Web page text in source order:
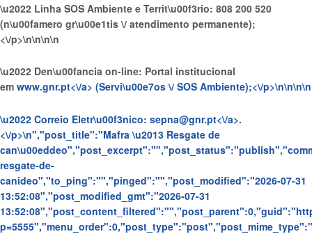
\u2022 Linha SOS Ambiente e Territ\u00f3rio: 808 200 520
(n\u00famero gr\u00e1tis \/ atendimento permanente);
<\/p>\n\n\n\n
\u2022 Den\u00fancia on-line: Portal institucional
em www.gnr.pt<\/a> (Servi\u00e7os \/ SOS Ambiente);<\/p>\n\n\n\n
\u2022 Correio Eletr\u00f3nico: sepna@gnr.pt<\/a>.
<\/p>\n","post_title":"Mafra \u2013 Resgate de
resgate-de-
canideo","to_ping":"","pinged":"","post_modified":"2026-07-31
13:52:08","post_modified_gmt":"2026-07-31